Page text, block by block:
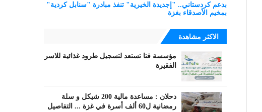
بدعم كردستاني.. "إجديدة الخيرية" تنفذ مبادرة "سنابل كردية"
بمخيم الأصدقاء بغزة
الاكثر مشاهدة
مؤسسة فتا تستعد لتسجيل طرود غذائية للاسر
الفقيرة
دحلان : مساعدة مالية 200 شيكل و سلة
رمضانية ل60 ألف أسرة في غزة ... التفاصيل